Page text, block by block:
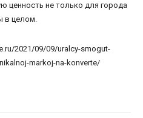
ценность не только для города
в целом.
2021/09/09/uralcy-smogut-
markoj-na-konverte/